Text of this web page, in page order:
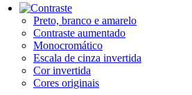
Preto, branco e amarelo
Contraste aumentado
Monocromático
Escala de cinza invertida
Cor invertida
Cores originais